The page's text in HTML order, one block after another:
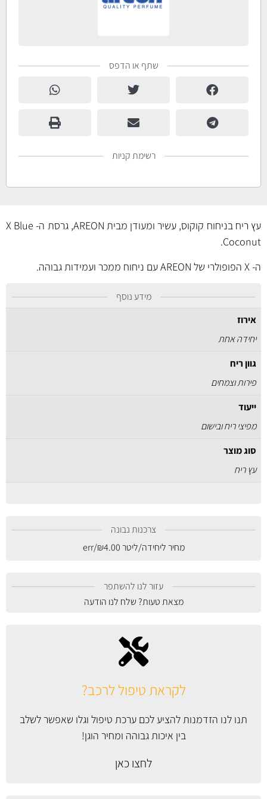
שתף או הדפס
רשימת קניות
לקראת טיפול לרכב?
תנו לנו הזדמנות להציע לכם ערכת טיפול וגלו שאפשר לשלב
בין איכות גבוהה ומחיר הוגן!
לחצו כאן
עץ ריח בניחוח קוקוס, עשיר ומעודן מבית AREON, גרסת ה- X Blue
Coconut.
ה- X הפופולרי של AREON עם ניחוח ממכר ועמידות גבוהה.
מידע נוסף
אירוז
יחידה אחת
גוון ריח
פירות וצמחים
ייעוד
מפיצי ריח ובישום
סוג מוצר
עץ ריח
צרכנות נבונה
מחיר ליחידה/ליטר
₪4.00
/err
עזור לנו להשתפר
מצאת טעות? שלח לנו הודעה